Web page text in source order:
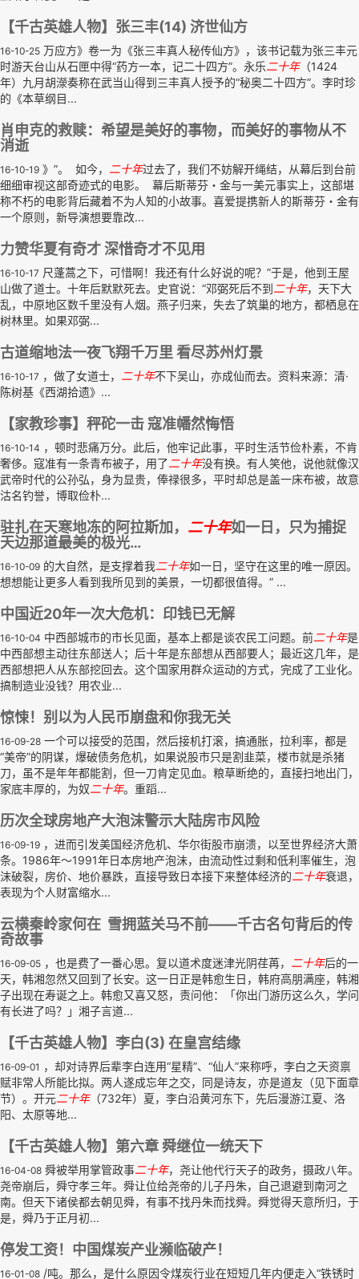
【千古英雄人物】张三丰(14) 济世仙方
16-10-25 万应方》卷一为《张三丰真人秘传仙方》，该书记载为张三丰元
时游天台山从石匣中得“药方一本，记二十四方”。永乐二十年（1424
年）九月胡濴奏称在武当山得到三丰真人授予的“秘奥二十四方”。李时珍
的《本草纲目...
肖申克的救赎：希望是美好的事物，而美好的事物从不
消逝
16-10-19 》”。 如今， 二十年过去了，我们不妨解开绳结，从幕后到台前
细细审视这部奇迹式的电影。 幕后斯蒂芬・金与一美元事实上，这部堪
称不朽的电影背后藏着不为人知的小故事。喜爱提携新人的斯蒂芬・金有
一个原则，新导演想要靠改...
力赞华夏有奇才 深惜奇才不见用
16-10-17 尺蓬蒿之下，可惜啊！我还有什么好说的呢？”于是，他到王屋
山做了道士。十年后默默死去。史官说：“邓弼死后不到二十年，天下大
乱，中原地区数千里没有人烟。燕子归来，失去了筑巢的地方，都栖息在
树林里。如果邓弼...
古道缩地法一夜飞翔千万里 看尽苏州灯景
16-10-17 ，做了女道士， 二十年不下吴山，亦成仙而去。资料来源：清·
陈树基《西湖拾遗》...
【家教珍事】秤砣一击 寇准幡然悔悟
16-10-14 ，顿时悲痛万分。此后，他牢记此事，平时生活节俭朴素，不肯
奢侈。寇准有一条青布被子，用了二十年没有换。有人笑他，说他就像汉
武帝时代的公孙弘，身为显贵，俸禄很多，平时却总是盖一床布被，故意
沽名钓誉，博取俭朴...
驻扎在天寒地冻的阿拉斯加， 二十年如一日，只为捕捉
天边那道最美的极光…
16-10-09 的大自然，是支撑着我二十年如一日，坚守在这里的唯一原因。
想想能让更多人看到我所见到的美景，一切都很值得。” ...
中国近20年一次大危机：印钱已无解
16-10-04 中西部城市的市长见面，基本上都是谈农民工问题。前二十年是
中西部想主动往东部送人；后十年是东部想从西部要人；最近这几年，是
西部想把人从东部挖回去。这个国家用群众运动的方式，完成了工业化。
搞制造业没钱？用农业...
惊悚！别以为人民币崩盘和你我无关
16-09-28 一个可以接受的范围，然后接机打滚，搞通胀，拉利率，都是
“美帝”的阴谋，爆破债务危机，如果说股市只是割韭菜，楼市就是杀猪
刀，虽不是年年都能割，但一刀肯定见血。粮草断绝的，直接扫地出门，
家底丰厚的，为奴二十年。重蹈...
历次全球房地产大泡沫警示大陆房市风险
16-09-19 ，进而引发美国经济危机、华尔街股市崩溃，以至世界经济大萧
条。1986年～1991年日本房地产泡沫，由流动性过剩和低利率催生，泡
沫破裂，房价、地价暴跌，直接导致日本接下来整体经济的二十年衰退，
表现为个人财富缩水...
云横秦岭家何在 雪拥蓝关马不前——千古名句背后的传
奇故事
16-09-05 ，也是费了一番心思。复以道术度迷津光阴荏苒， 二十年后的一
天，韩湘忽然又回到了长安。这一日正是韩愈生日，韩府高朋满座，韩湘
子出现在寿诞之上。韩愈又喜又怒，责问他：「你出门游历这么久，学问
有长进了吗？」湘子言道...
【千古英雄人物】李白(3) 在皇宫结缘
16-09-01 ，却对诗界后辈李白连用“星精”、“仙人”来称呼，李白之天资禀
赋非常人所能比拟。两人遂成忘年之交，同是诗友，亦是道友（见下面章
节）。开元二十年（732年）夏，李白沿黄河东下，先后漫游江夏、洛
阳、太原等地...
【千古英雄人物】第六章 舜继位一统天下
16-04-08 舜被举用掌管政事二十年，尧让他代行天子的政务，摄政八年。
尧帝崩后，舜守孝三年。舜让位给尧帝的儿子丹朱，自己退避到南河之
南。但天下诸侯都去朝见舜，有事不找丹朱而找舜。舜觉得天意所归，于
是，舜乃于正月初...
停发工资！中国煤炭产业濒临破产！
16-01-08 /吨。那么，是什么原因令煤炭行业在短短几年内便走入“铁锈时